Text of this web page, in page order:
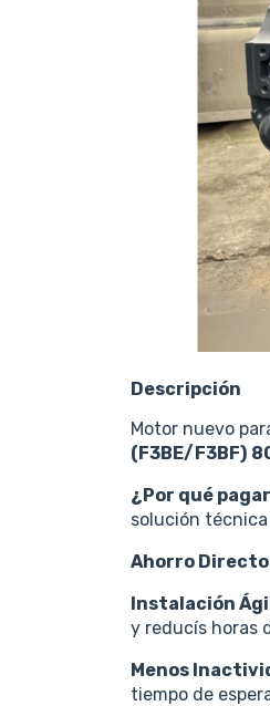
Descripción
Motor nuevo
(F3BE/F3BF)
¿Por qué
solución
Ahorro
Instalación
y reducís horas
Menos
tiempo de